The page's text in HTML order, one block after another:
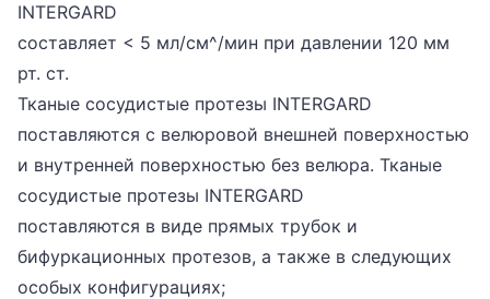
INTERGARD
составляет < 5 мл/см^/мин при давлении 120 мм
рт. ст.
Тканые сосудистые протезы INTERGARD
поставляются с велюровой внешней поверхностью
и внутренней поверхностью без велюра. Тканые
сосудистые протезы INTERGARD
поставляются в виде прямых трубок и
бифуркационных протезов, а также в следующих
особых конфигурациях;